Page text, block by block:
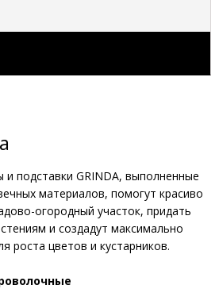
подставки GRINDA, выполненные
материалов, помогут красиво
огородный участок, придать
и создадут максимально
роста цветов и кустарников.